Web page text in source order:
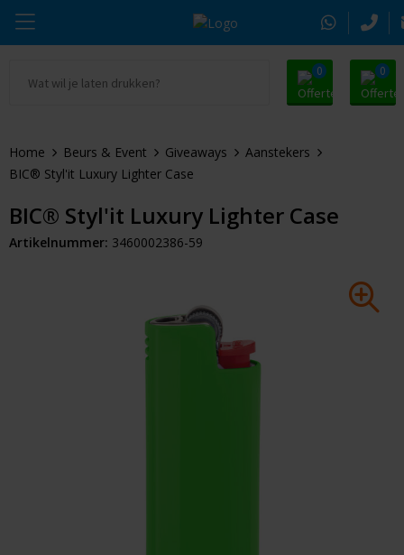
0 0
Drinkwaren
Tassen & Reizen
Alle promosnoepje
Zomer
Kerst
Alle geefmomenten
Thule
Alle merken
Home Beurs & Event Giveaways
Aanstekers
BIC® Styl'it Luxury Lighter Case
BIC® Styl'it Luxury Lighter Case
Artikelnummer: 3460002386-59